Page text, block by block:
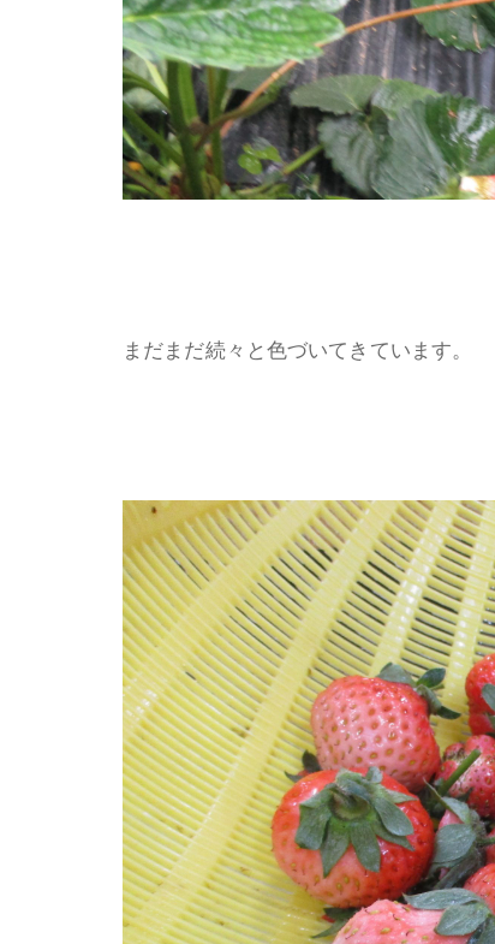
まだまだ続々と色づいてきています。